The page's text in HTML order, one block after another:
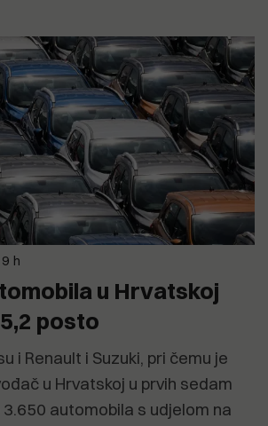
h
u Hrvatskoj
posto
i Renault i Suzuki, pri čemu je
u Hrvatskoj u prvih sedam
automobila s udjelom na